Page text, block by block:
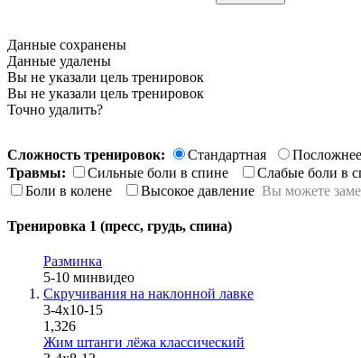
Данные сохранены
Данные удалены
Вы не указали цель тренировок
Вы не указали цель тренировок
Точно удалить?
Сложность тренировок:
Стандартная Посложнее
Травмы:
Сильные боли в спине Слабые боли в
Боли в колене
Высокое давление Вы можете
Тренировка 1 (пресс, грудь, спина)
Разминка
5-10 минвидео
Скручивания на наклонной лавке
3-4х10-15
1,326
Жим штанги лёжа классический